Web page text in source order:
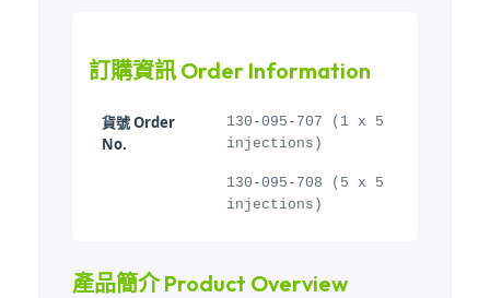
訂購資訊 Order Information
貨號 Order
No.
130-095-707 (1 x 5
injections)
130-095-708 (5 x 5
injections)
產品簡介 Product Overview